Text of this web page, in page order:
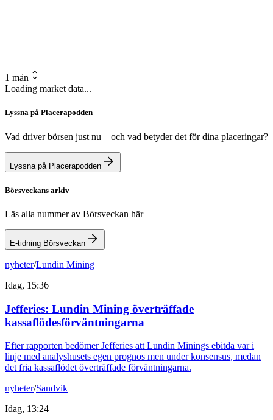
1 mån
Loading market data...
Lyssna på Placerapodden
Vad driver börsen just nu – och vad betyder det för dina placeringar?
Lyssna på Placerapodden
Börsveckans arkiv
Läs alla nummer av Börsveckan här
E-tidning Börsveckan
nyheter/Lundin Mining
Idag, 15:36
Jefferies: Lundin Mining överträffade
kassaflödesförväntningarna
Efter rapporten bedömer Jefferies att Lundin Minings ebitda var i
linje med analyshusets egen prognos men under konsensus, medan
det fria kassaflödet överträffade förväntningarna.
nyheter/Sandvik
Idag, 13:24